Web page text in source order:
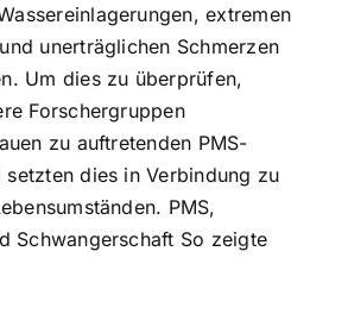
extremen
unerträglichen Schmerzen
Um dies zu überprüfen,
Forschergruppen
zu auftretenden PMS-
setzten dies in Verbindung zu
PMS,
Schwangerschaft So zeigte